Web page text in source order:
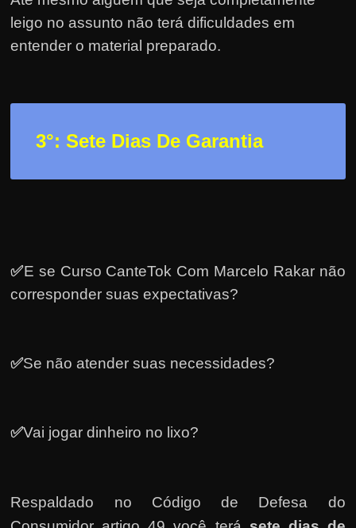
r
n
s
o
?
leigo no assunto não terá dificuldades em
entender o material preparado.
3°: Sete Dias De Garantia
✅E se Curso CanteTok Com Marcelo Rakar não
corresponder suas expectativas?
✅Se não atender suas necessidades?
✅Vai jogar dinheiro no lixo?
Respaldado no Código de Defesa do